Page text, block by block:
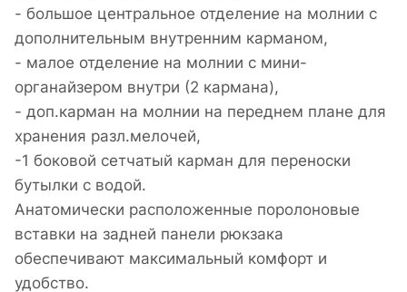
- большое центральное отделение на молнии с
дополнительным внутренним карманом,
- малое отделение на молнии с мини-
органайзером внутри (2 кармана),
- доп.карман на молнии на переднем плане для
хранения разл.мелочей,
-1 боковой сетчатый карман для переноски
бутылки с водой.
Анатомически расположенные поролоновые
вставки на задней панели рюкзака
обеспечивают максимальный комфорт и
удобство.